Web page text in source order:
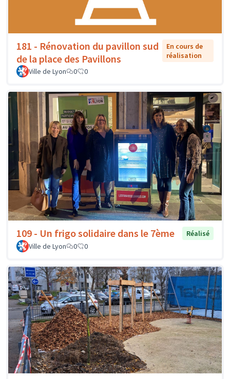
181 - Rénovation du pavillon sud
de la place des Pavillons
En cours de
réalisation
Ville de Lyon
0 0
109 - Un frigo solidaire dans le 7ème
Réalisé
Ville de Lyon
0 0